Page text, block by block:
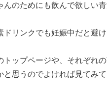
んのためにも飲んで欲しい青
ドリンクでも妊娠中だと避
トップページや、それぞれ
と思うのでよければ見てみて